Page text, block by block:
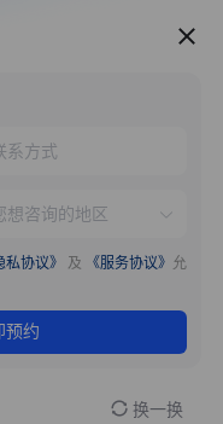
服务推荐
私协议》 及 《服务协议》 允
预约
换一换